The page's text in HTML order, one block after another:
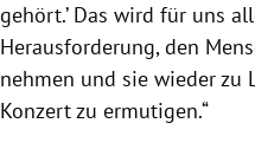
gehört.’ Das wird für uns
Herausforderung, den
nehmen und sie wieder zu
Konzert zu ermutigen.“